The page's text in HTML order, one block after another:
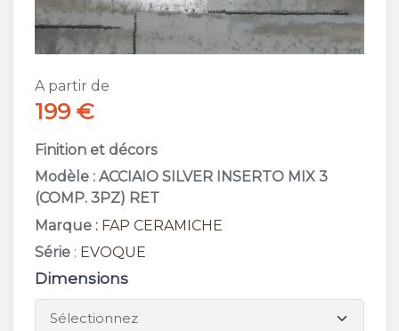
A partir de
199 €
Finition et décors
Modèle : ACCIAIO SILVER INSERTO MIX 3
(COMP. 3PZ) RET
Marque : FAP CERAMICHE
Série : EVOQUE
Dimensions